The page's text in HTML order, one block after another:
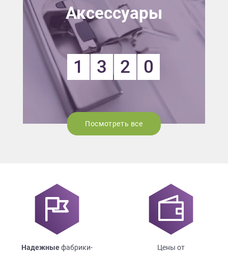
Аксессуары
1 3 2 0
Посмотреть все
Надежныефабрики-
Цены от